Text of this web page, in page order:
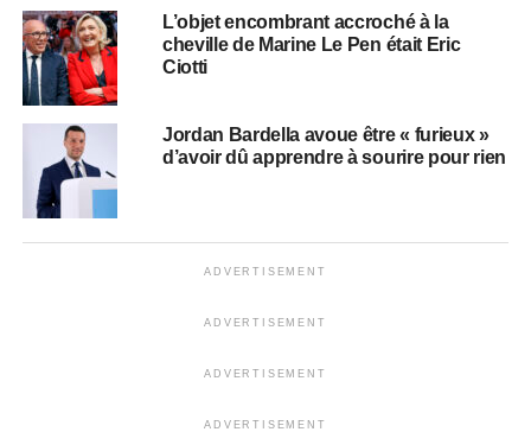
L’objet encombrant accroché à la
cheville de Marine Le Pen était Eric
Ciotti
Jordan Bardella avoue être « furieux »
d’avoir dû apprendre à sourire pour rien
ADVERTISEMENT
ADVERTISEMENT
ADVERTISEMENT
ADVERTISEMENT